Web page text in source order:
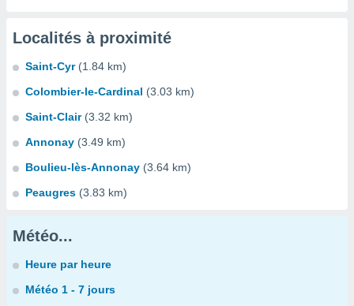
Localités à proximité
Saint-Cyr (1.84 km)
Colombier-le-Cardinal (3.03 km)
Saint-Clair (3.32 km)
Annonay (3.49 km)
Boulieu-lès-Annonay (3.64 km)
Peaugres (3.83 km)
Météo...
Heure par heure
Météo 1 - 7 jours